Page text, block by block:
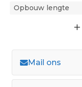
Opbouw lengte
Mail ons